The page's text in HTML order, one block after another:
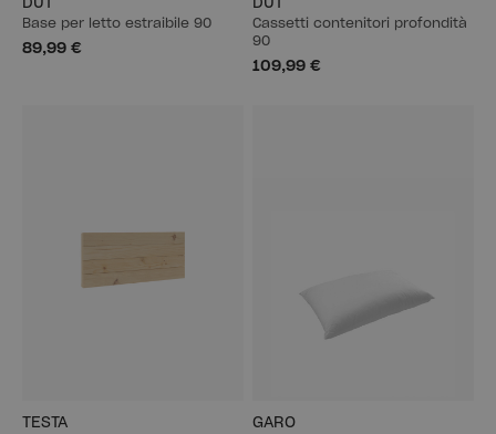
DUT
Base per letto estraibile 90
89,99 €
DUT
Cassetti contenitori profondità
90
109,99 €
TESTA GARO